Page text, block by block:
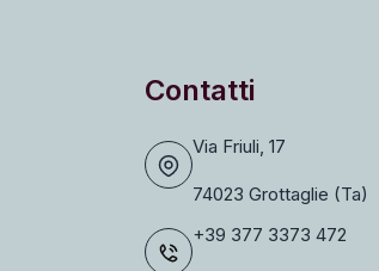
Contatti
Via Friuli, 17
74023 Grottaglie (Ta)
+39 377 3373 472